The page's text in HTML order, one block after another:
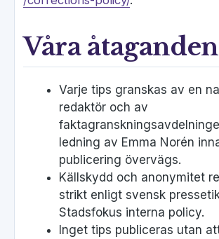
Våra åtaganden
Varje tips granskas av en
redaktör och av
ledning av Emma Norén
publicering övervägs.
Källskydd och anonymitet
strikt enligt svensk
Stadsfokus interna policy.
Inget tips publiceras utan